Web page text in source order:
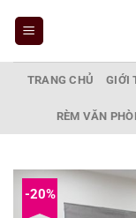
dungTRANG CHỦ GIỚI
RÈM VĂN
-20%